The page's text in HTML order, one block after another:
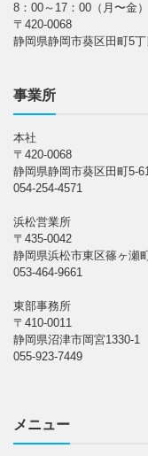
8：00～17：00（月〜金）
〒420-0068
静岡県静岡市葵区田町5
事業所
本社
〒420-0068
静岡県静岡市葵区田町5-
054-254-4571
浜松営業所
〒435-0042
静岡県浜松市東区篠ヶ瀬
053-464-9661
東部事務所
〒410-0011
静岡県沼津市岡宮1330-1
055-923-7449
メニュー